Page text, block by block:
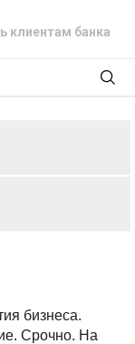
клиентам банка
бизнеса.
Срочно. На